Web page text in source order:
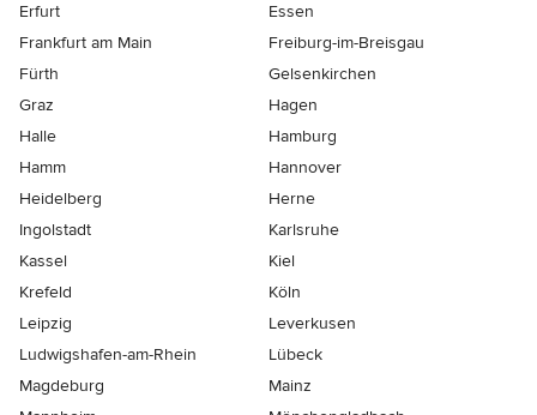
Erfurt
Essen
Frankfurt am Main
Freiburg-im-Breisgau
Fürth
Gelsenkirchen
Graz
Hagen
Halle
Hamburg
Hamm
Hannover
Heidelberg
Herne
Ingolstadt
Karlsruhe
Kassel
Kiel
Krefeld
Köln
Leipzig
Leverkusen
Ludwigshafen-am-Rhein
Lübeck
Magdeburg
Mainz